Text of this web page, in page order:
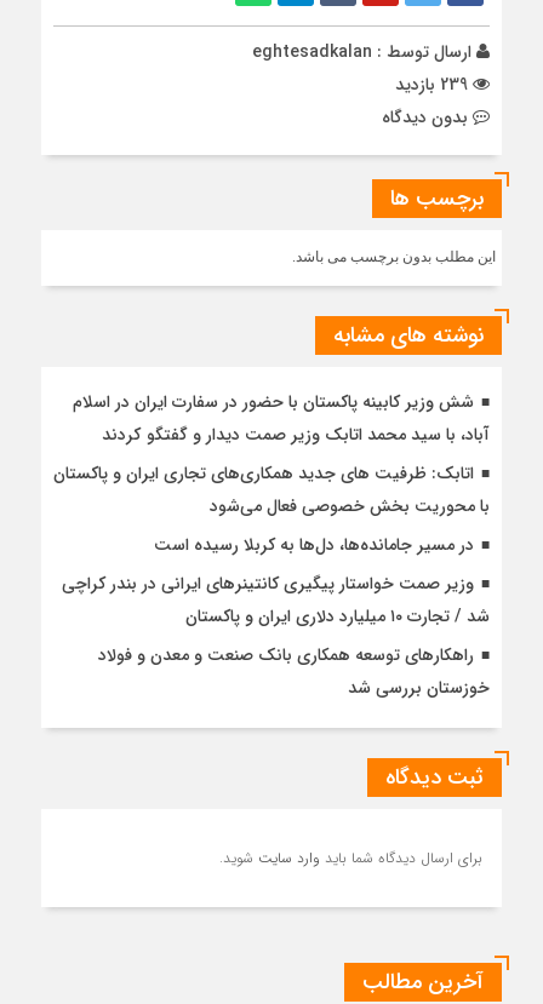
ارسال توسط : eghtesadkalan
بدون دیدگاه
برچسب ها
این مطلب بدون برچسب می باشد.
نوشته های مشابه
شش وزیر کابینه پاکستان با حضور در سفارت ایران در اسلام
آباد، با سيد محمد اتابك وزير صمت ديدار و گفتگو كردند
اتابک: ظرفیت های جدید همکاری‌های تجاری ایران و پاکستان
با محوریت بخش خصوصی فعال می‌شود
در مسیر جا‌مانده‌ها، دل‌ها به کربلا رسیده است
وزیر صمت خواستار پیگیری کانتینرهای ایرانی در بندر کراچی
شد / تجارت ۱۰ میلیارد دلاری ایران و پاکستان
راهکارهای توسعه همکاری بانک صنعت و معدن و فولاد
خوزستان بررسی شد
ثبت دیدگاه
برای ارسال دیدگاه شما باید وارد سایت شوید.
آخرین مطالب